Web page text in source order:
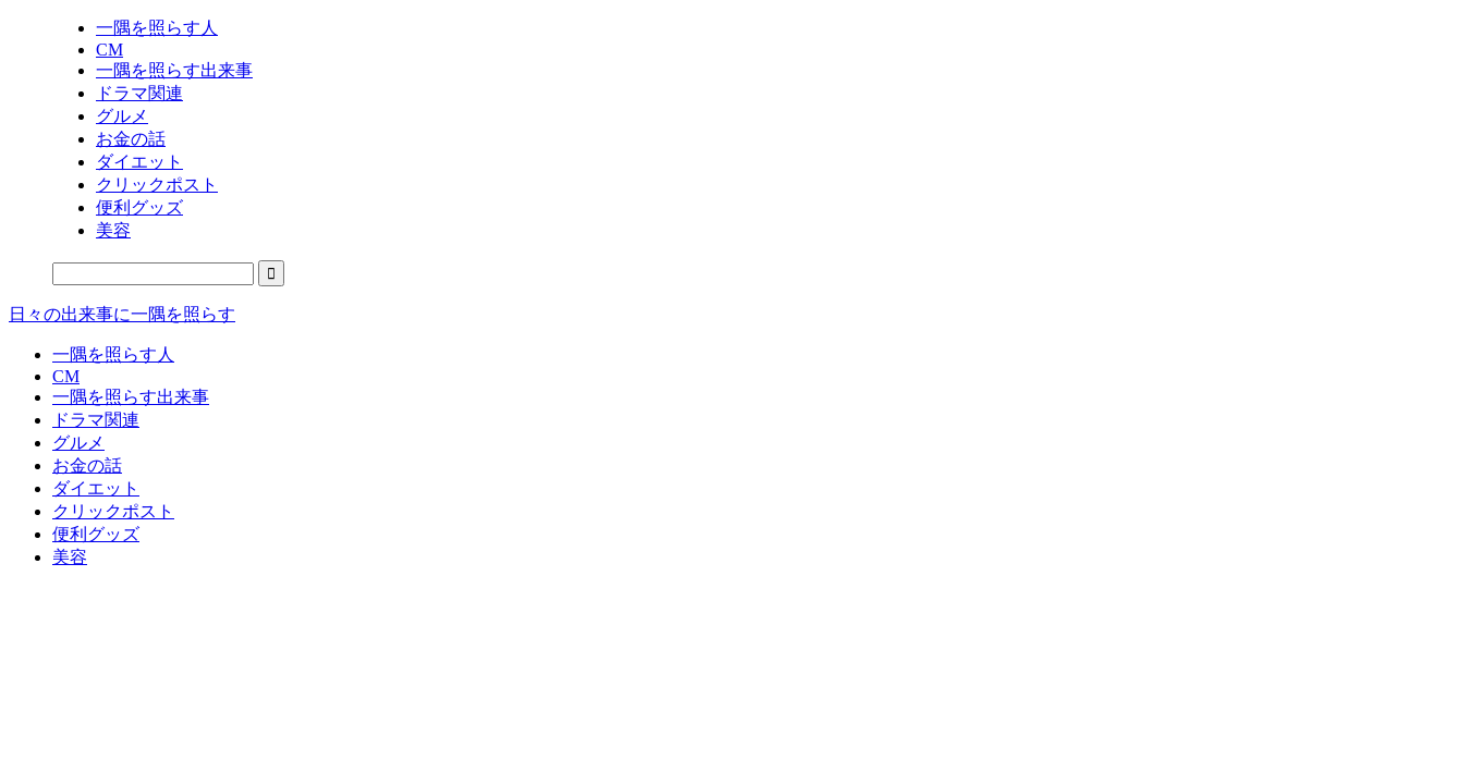
一隅を照らす人
CM
一隅を照らす出来事
ドラマ関連
グルメ
お金の話
ダイエット
クリックポスト
便利グッズ
美容
日々の出来事に一隅を照らす
一隅を照らす人
CM
一隅を照らす出来事
ドラマ関連
グルメ
お金の話
ダイエット
クリックポスト
便利グッズ
美容